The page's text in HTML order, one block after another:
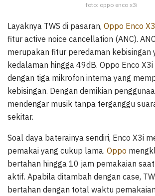
foto: oppo enco x3i
Layaknya TWS di pasaran, Oppo Enco
fitur active noice cancellation (ANC).
merupakan fitur peredaman kebisingan
kedalaman hingga 49dB. Oppo Enco
dengan tiga mikrofon interna yang
kebisingan. Dengan demikian
mendengar musik tanpa terganggu
sekitar.
Soal daya baterainya sendiri, Enco X3i
pemakai yang cukup lama. Oppo
bertahan hingga 10 jam pemakaian
aktif. Apabila ditambah dengan case,
bertahan dengan total waktu